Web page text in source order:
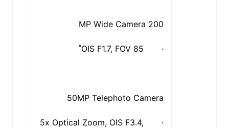
200 MP Wide Camera
· OIS F1.7, FOV 85˚
50MP Telephoto Camera
· 5x Optical Zoom, OIS F3.4,